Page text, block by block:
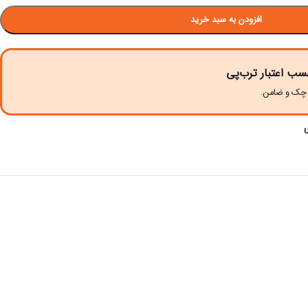
افزودن به سبد خرید
اعتبار ترب‌پی